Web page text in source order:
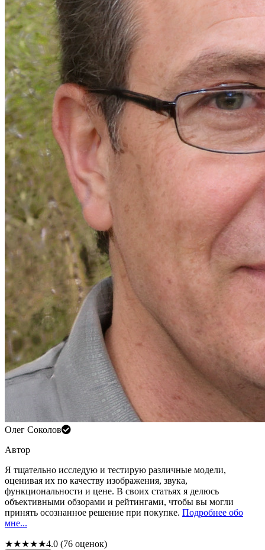
Олег Соколов
Автор
Я тщательно исследую и тестирую различные модели,
оценивая их по качеству изображения, звука,
функциональности и цене. В своих статьях я делюсь
объективными обзорами и рейтингами, чтобы вы могли
принять осознанное решение при покупке. Подробнее обо
мне...
★★★★★4.0 (76 оценок)